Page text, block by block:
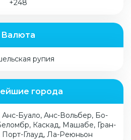
+248
Валюта
рупия
города
Буало, Анс-Вольбер, Бо-
Каскад, Машабе, Гран-
Порт-Глауд, Ла-Реюньон